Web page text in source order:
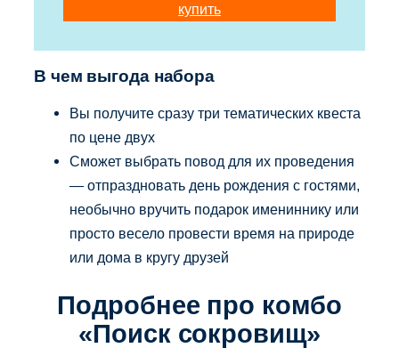
купить
В чем выгода набора
Вы получите сразу три тематических квеста
по цене двух
Сможет выбрать повод для их проведения
— отпраздновать день рождения с гостями,
необычно вручить подарок имениннику или
просто весело провести время на природе
или дома в кругу друзей
Подробнее про комбо
«Поиск сокровищ»